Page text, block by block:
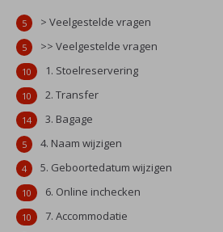
> Veelgestelde vragen
5
>> Veelgestelde vragen
5
1. Stoelreservering
10
2. Transfer
10
3. Bagage
14
4. Naam wijzigen
5
5. Geboortedatum wijzigen
4
6. Online inchecken
10
7. Accommodatie
10